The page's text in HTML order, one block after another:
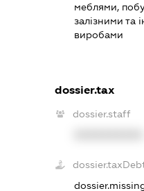
меблями,
залізними та
виробами
dossier.tax
dossier.staff